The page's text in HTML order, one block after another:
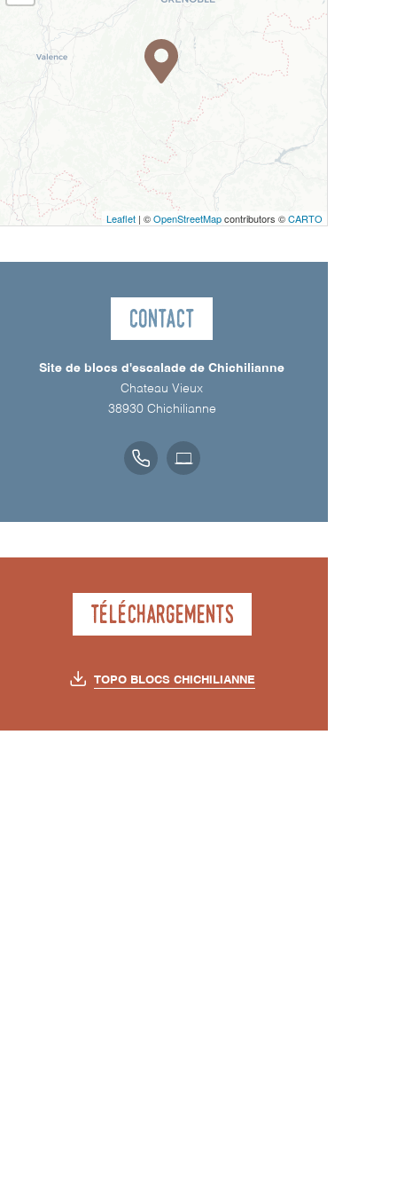
Leaflet | ©OpenStreetMapcontributors ©CARTO
Contact
Site de blocs d'escalade de Chichilianne
Chateau Vieux
38930 Chichilianne
Téléchargements
TOPO BLOCS CHICHILIANNE